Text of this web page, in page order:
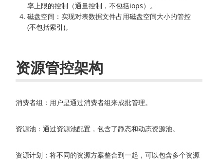
率上限的控制（通量控制，不包括iops）。
磁盘空间：实现对表数据文件占用磁盘空间大小的管控
(不包括索引)。
资源管控架构
消费者组：用户是通过消费者组来成批管理。
资源池：通过资源池配置，包含了静态和动态资源池。
资源计划：将不同的资源方案整合到一起，可以包含多个资源